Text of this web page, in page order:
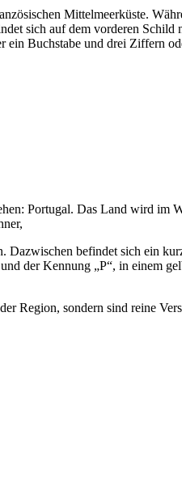
Mittelmeerküste.
sich auf dem vorderen Schild
ein Buchstabe und drei Ziffern
Portugal. Das Land wird
Dazwischen befindet sich ein
der Kennung „P“, in einem
Region, sondern sind reine